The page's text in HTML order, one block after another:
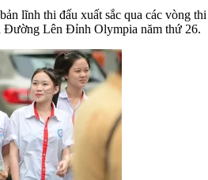
lĩnh thi đấu xuất sắc qua các vòng
Đường Lên Đỉnh Olympia năm thứ 26.